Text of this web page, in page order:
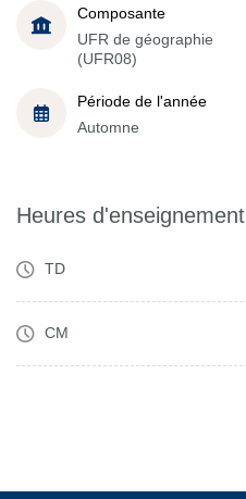
Composante
UFR de géographie
(UFR08)
Période de l'année
Automne
Heures d'enseignement
TD
CM